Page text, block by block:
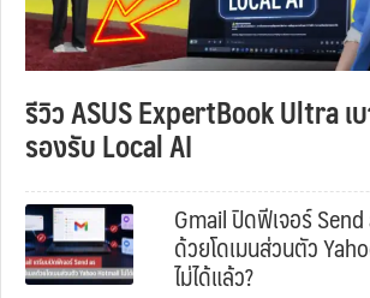
รีวิว ASUS ExpertBook Ultra เ
รองรับ Local AI
Gmail ปิดฟีเจอร์ Send
ด้วยโดเมนส่วนตัว
ไม่ได้แล้ว?